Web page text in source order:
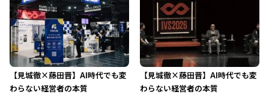
【見城徹×藤田晋】AI時代でも変
わらない経営者の本質
【見城徹×藤田晋】AI時代でも変
わらない経営者の本質